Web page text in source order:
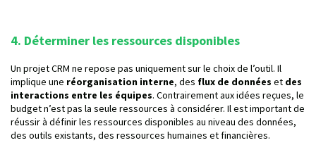
4. Déterminer les ressources disponibles
Un projet CRM ne repose pas uniquement sur le choix de l’outil. Il
implique une réorganisation interne, des flux de données et des
interactions entre les équipes. Contrairement aux idées reçues, le
budget n’est pas la seule ressources à considérer. Il est important de
réussir à définir les ressources disponibles au niveau des données,
des outils existants, des ressources humaines et financières.